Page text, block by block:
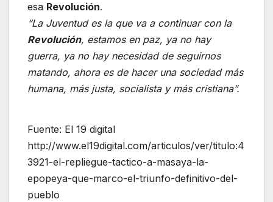
esa Revolución.
“La Juventud es la que va a continuar con la
Revolución, estamos en paz, ya no hay
guerra, ya no hay necesidad de seguirnos
matando, ahora es de hacer una sociedad más
humana, más justa, socialista y más cristiana”.
Fuente: El 19 digital
http://www.el19digital.com/articulos/ver/titulo:4
3921-el-repliegue-tactico-a-masaya-la-
epopeya-que-marco-el-triunfo-definitivo-del-
pueblo